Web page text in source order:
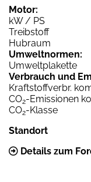
Motor:
kW / PS
Treibstoff
Hubraum
Umweltnormen:
Umweltplakette
Verbrauch und
Kraftstoffverbr.
CO2-Emissionen
CO2-Klasse
Standort
Details zum